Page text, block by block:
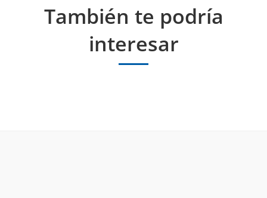
También te podría
interesar